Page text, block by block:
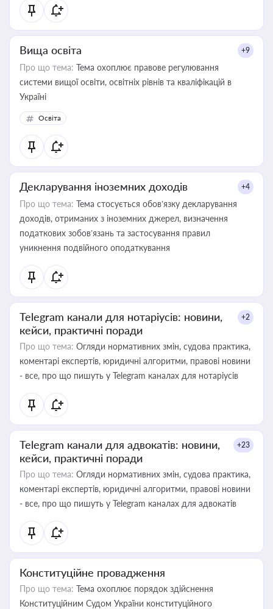
Вища освіта +9
Про що тема: Тема охоплює правове регулювання
системи вищої освіти, освітніх рівнів та кваліфікацій в
Україні
Освіта
Декларування іноземних доходів +4
Про що тема: Тема стосується обов’язку декларування
доходів, отриманих з іноземних джерел, визначення
податкових зобов’язань та застосування правил
уникнення подвійного оподаткування
Telegram канали для нотаріусів: новини,
кейси, практичні поради
+2
Про що тема: Огляди нормативних змін, судова практика,
коментарі експертів, юридичні алгоритми, правові новини
- все, про що пишуть у Telegram каналах для нотаріусів
Telegram канали для адвокатів: новини,
кейси, практичні поради
+23
Про що тема: Огляди нормативних змін, судова практика,
коментарі експертів, юридичні алгоритми, правові новини
- все, про що пишуть у Telegram каналах для адвокатів
Конституційне провадження
Про що тема: Тема охоплює порядок здійснення
Конституційним Судом України конституційного